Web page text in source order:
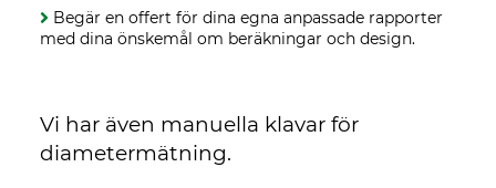
Begär en offert för dina egna anpassade rapporter
med dina önskemål om beräkningar och design.
Vi har även manuella klavar för
diametermätning.